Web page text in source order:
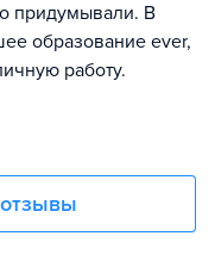
придумывали. В
образование ever,
работу.